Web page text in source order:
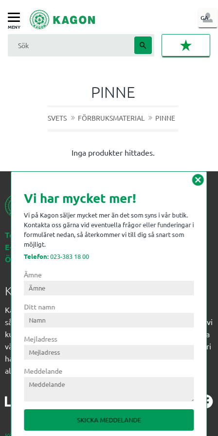
Meny
GA
IN
PINNE
SVETS FÖRBRUKSMATERIAL PINNE
Inga produkter hittades.
Telefon:023-383 18 00
E-post:kagon@kagon.se
Öppettider:Måndag-Fredag, 07-16
Kagon AB
Kagon har sedan 1972 levererat kompetens till
sågverksindustrin och övrig industri. Till träindustrin tillför vi
kunskap med optimeringslösningar från timmerplanen hela
vägen fram till paketering/emballering och till övrig industri
har vi ett komplement sortiment av teknikprodukter med
allt ifrån slangtillverkning till transmission och lager.
cancel
Vi har mycket mer!
Vi på Kagon säljer mycket mer än det som syns i vår butik.
Kontakta oss gärna vid eventuella frågor eller funderingar i
formuläret nedan, så återkommer vi till dig så snart som
möjligt.
Telefon:023-383 18 00
Ämne
Ditt namn
Mejladress
Meddelande
SKICKA MEDDELANDE